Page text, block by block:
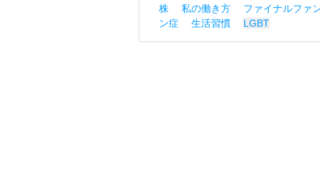
株
私の働き方 ファイナルファ
ン症
生活習慣 LGBT